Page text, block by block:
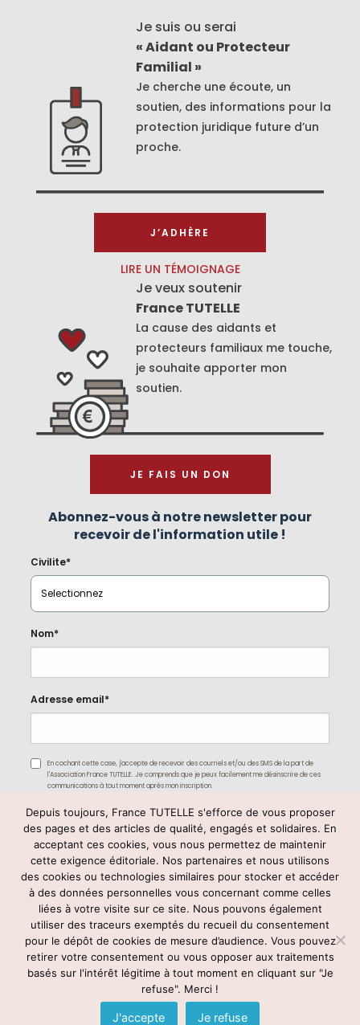
Je suis ou serai
« Aidant ou Protecteur
Familial »
Je cherche une écoute, un
soutien, des informations pour la
protection juridique future d’un
proche.
J’ADHÈRE
LIRE UN TÉMOIGNAGE
Je veux soutenir
France TUTELLE
La cause des aidants et
protecteurs familiaux me touche,
je souhaite apporter mon
soutien.
JE FAIS UN DON
Abonnez-vous à notre newsletter pour
recevoir de l'information utile !
Civilite*
Nom*
Adresse email*
En cochant cette case, j'accepte de recevoir des courriels et/ou des SMS de la part de
l'Association France TUTELLE. Je comprends que je peux facilement me désinscrire de ces
communications à tout moment après mon inscription.
Rejoignez-nous
mentions légales– contact@francetutelle.org
Tél : 09 83 59 78 03
Depuis toujours, France TUTELLE s'efforce de vous proposer
des pages et des articles de qualité, engagés et solidaires. En
acceptant ces cookies, vous nous permettez de maintenir
cette exigence éditoriale. Nos partenaires et nous utilisons
des cookies ou technologies similaires pour stocker et accéder
à des données personnelles vous concernant comme celles
liées à votre visite sur ce site. Nous pouvons également
utiliser des traceurs exemptés du recueil du consentement
pour le dépôt de cookies de mesure d’audience. Vous pouvez
retirer votre consentement ou vous opposer aux traitements
basés sur l'intérêt légitime à tout moment en cliquant sur "Je
refuse". Merci !
J'accepte Je refuse